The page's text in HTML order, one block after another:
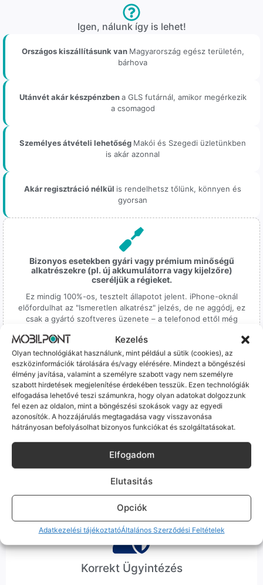
Kezelés
Olyan technológiákat használunk, mint például a sütik (cookies), az
eszközinformációk tárolására és/vagy elérésére. Mindezt a böngészési
élmény javítása, valamint a személyre szabott vagy nem személyre
szabott hirdetések megjelenítése érdekében tesszük. Ezen technológiák
elfogadása lehetővé teszi számunkra, hogy olyan adatokat dolgozzunk
fel ezen az oldalon, mint a böngészési szokások vagy az egyedi
azonosítók. A hozzájárulás megtagadása vagy visszavonása
hátrányosan befolyásolhat bizonyos funkciókat és szolgáltatásokat.
Elfogadom
Elutasitás
Opciók
Adatkezelési tájékoztatóÁltalános Szerződési Feltételek
Igen, nálunk így is lehet!
Országos kiszállításunk van Magyarország egész területén,
bárhova
Utánvét akár készpénzbena GLS futárnál, amikor megérkezik
a csomagod
Személyes átvételi lehetőség Makói és Szegedi üzletünkben
is akár azonnal
Akár regisztráció nélkül is rendelhetsz tőlünk, könnyen és
gyorsan
Bizonyos esetekben gyári vagy prémium minőségű
alkatrészekre (pl. új akkumulátorra vagy kijelzőre)
cseréljük a régieket.
Ez mindig 100%-os, tesztelt állapotot jelent. iPhone-oknál
előfordulhat az "Ismeretlen alkatrész" jelzés, de ne aggódj, ez
csak a gyártó szoftveres üzenete – a telefonod ettől még
S-széria) a gyárinál rosszabb minőségű az alkatrész, azt a
termékleírásban külön jelezzük neked.
100% Elérhetőség
Sok éve a szegedi piac meghatározó szereplői vagyunk.
ember veszi fel a telefont, és személyesen is megtalálsz
Korrekt Ügyintézés